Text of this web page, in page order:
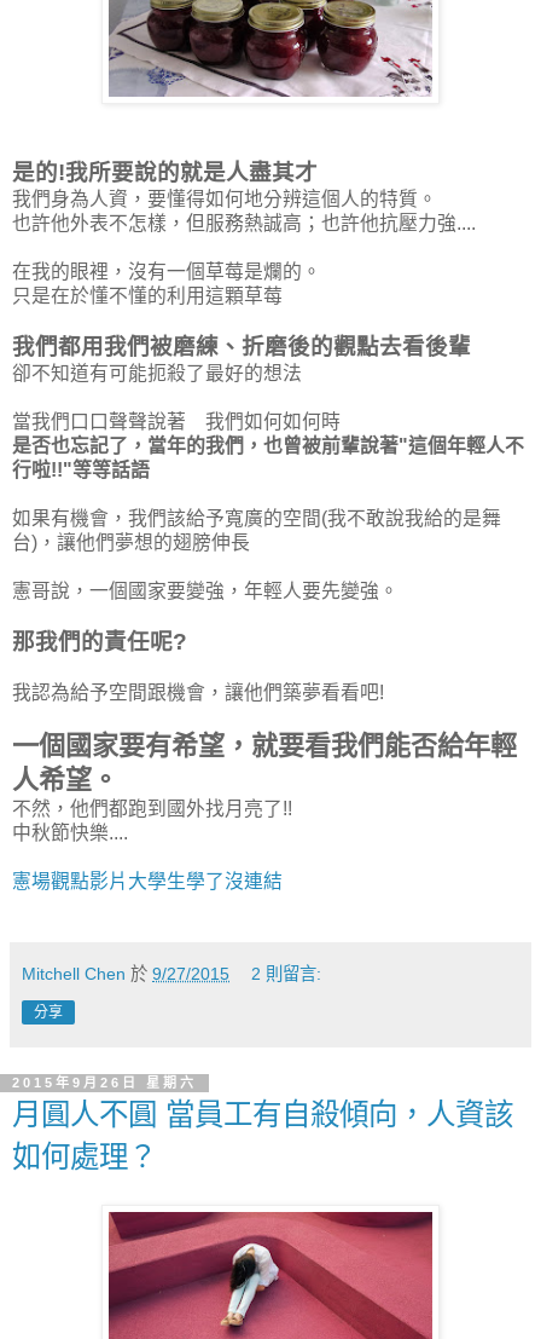
是的!我所要說的就是人盡其才
我們身為人資，要懂得如何地分辨這個人的特質。
也許他外表不怎樣，但服務熱誠高；也許他抗壓力強....
在我的眼裡，沒有一個草莓是爛的。
只是在於懂不懂的利用這顆草莓
我們都用我們被磨練、折磨後的觀點去看後輩
卻不知道有可能扼殺了最好的想法
當我們口口聲聲說著 我們如何如何時
是否也忘記了，當年的我們，也曾被前輩說著"這個年輕人不
行啦!!"等等話語
如果有機會，我們該給予寬廣的空間(我不敢說我給的是舞
台)，讓他們夢想的翅膀伸長
憲哥說，一個國家要變強，年輕人要先變強。
那我們的責任呢?
我認為給予空間跟機會，讓他們築夢看看吧!
一個國家要有希望，就要看我們能否給年輕
人希望。
不然，他們都跑到國外找月亮了!!
中秋節快樂....
憲場觀點影片大學生學了沒連結
Mitchell Chen 於 9/27/2015 2 則留言:
分享
2015年9月26日 星期六
月圓人不圓 當員工有自殺傾向，人資該
如何處理？